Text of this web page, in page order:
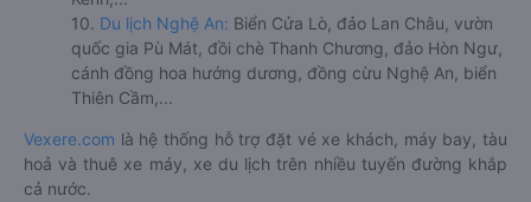
10. Du lịch Nghệ An: Biển Cửa Lò, đảo Lan Châu, vườn
quốc gia Pù Mát, đồi chè Thanh Chương, đảo Hòn Ngư,
cánh đồng hoa hướng dương, đồng cừu Nghệ An, biển
Thiên Cầm,...
Vexere.com là hệ thống hỗ trợ đặt vé xe khách, máy bay, tàu
hoả và thuê xe máy, xe du lịch trên nhiều tuyến đường khắp
cả nước.